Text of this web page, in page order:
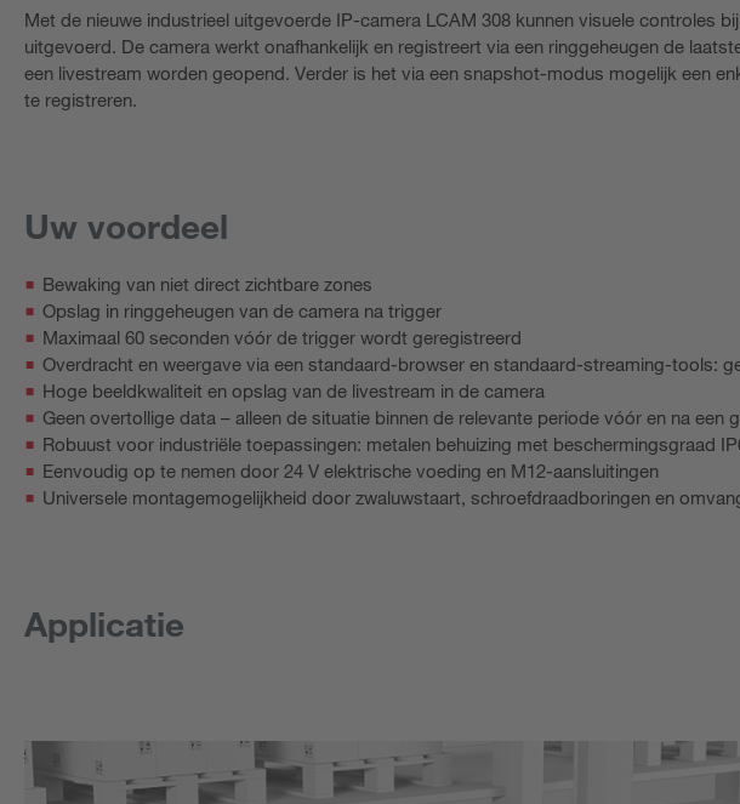
Met de nieuwe industrieel uitgevoerde IP-camera LCAM 308 kunnen visuele controles
uitgevoerd. De camera werkt onafhankelijk en registreert via een ringgeheugen de
een livestream worden geopend. Verder is het via een snapshot-modus mogelijk een
te registreren.
Uw voordeel
Bewaking van niet direct zichtbare zones
Opslag in ringgeheugen van de camera na trigger
Maximaal 60 seconden vóór de trigger wordt geregistreerd
Overdracht en weergave via een standaard-browser en standaard-streaming-tools:
Hoge beeldkwaliteit en opslag van de livestream in de camera
Geen overtollige data – alleen de situatie binnen de relevante periode vóór en na een
Robuust voor industriële toepassingen: metalen behuizing met beschermingsgraad
Eenvoudig op te nemen door 24 V elektrische voeding en M12-aansluitingen
Universele montagemogelijkheid door zwaluwstaart, schroefdraadboringen en
Applicatie